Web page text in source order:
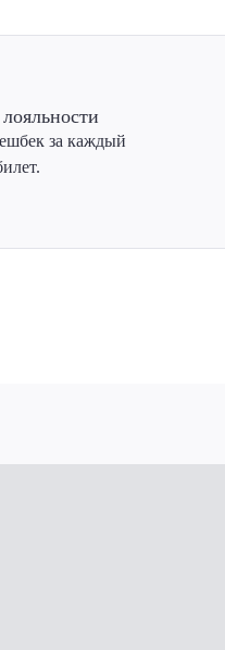
за каждый